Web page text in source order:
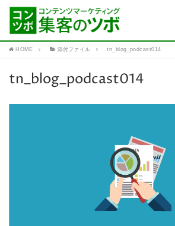
HOME 添付ファイル tn_blog_podcast014
tn_blog_podcast014